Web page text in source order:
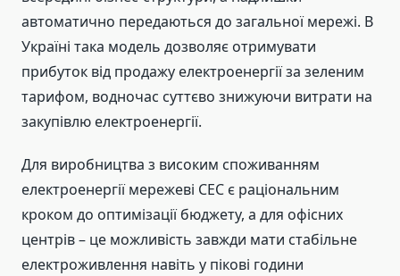
автоматично передаються до загальної мережі. В
Україні така модель дозволяє отримувати
прибуток від продажу електроенергії за зеленим
тарифом, водночас суттєво знижуючи витрати на
закупівлю електроенергії.
Для виробництва з високим споживанням
електроенергії мережеві СЕС є раціональним
кроком до оптимізації бюджету, а для офісних
центрів – це можливість завжди мати стабільне
електроживлення навіть у пікові години